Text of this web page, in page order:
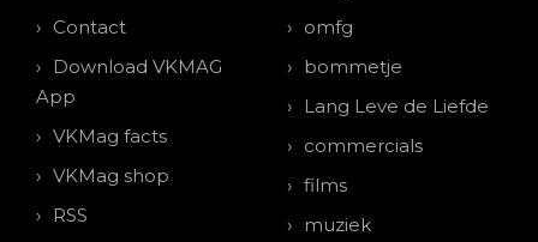
Contact
Download VKMAG
App
VKMag facts
VKMag shop
RSS
omfg
bommetje
Lang Leve de Liefde
commercials
films
muziek